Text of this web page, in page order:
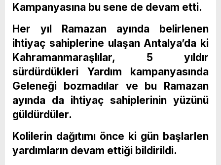
Kampanyasına bu sene de devam etti.
Her yıl Ramazan ayında belirlenen
ihtiyaç sahiplerine ulaşan Antalya’da ki
Kahramanmaraşlılar, 5 yıldır
sürdürdükleri Yardım kampanyasında
Geleneği bozmadılar ve bu Ramazan
ayında da ihtiyaç sahiplerinin yüzünü
güldürdüler.
Kolilerin dağıtımı önce ki gün başlarlen
yardımların devam ettiği bildirildi.